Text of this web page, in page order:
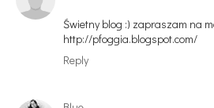
Świetny blog :) zapraszam na
http://pfoggia.blogspot.com/
Reply